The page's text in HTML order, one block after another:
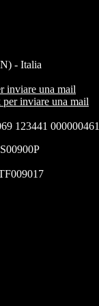
- Italia
inviare una mail
inviare una mail
123441